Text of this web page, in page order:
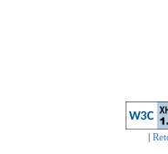
|